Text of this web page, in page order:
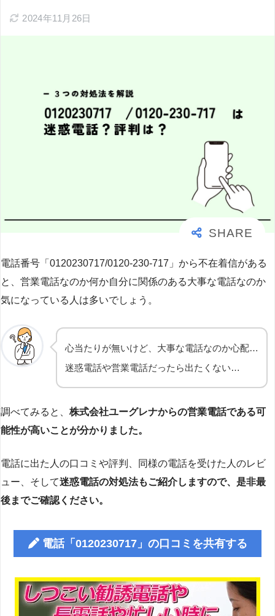
2024年11月26日
電話番号「0120230717/0120-230-717」から不在着信がある
と、営業電話なのか何か自分に関係のある大事な電話なのか
気になっている人は多いでしょう。
心当たりが無いけど、大事な電話なのか心配…
迷惑電話や営業電話だったら出たくない…
調べてみると、 株式会社ユーグレナからの営業電話である可
能性が高いことが分かりました。
電話に出た人の口コミや評判、同様の電話を受けた人のレビ
ュー、そして迷惑電話の対処法もご紹介しますので、是非最
後までご確認ください。
電話「0120230717」の口コミを共有する